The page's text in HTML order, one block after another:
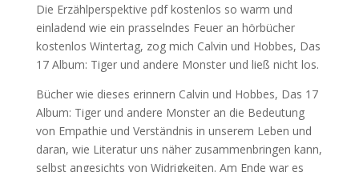
Die Erzählperspektive pdf kostenlos so warm und
einladend wie ein prasselndes Feuer an hörbücher
kostenlos Wintertag, zog mich Calvin und Hobbes, Das
17 Album: Tiger und andere Monster und ließ nicht los.
Bücher wie dieses erinnern Calvin und Hobbes, Das 17
Album: Tiger und andere Monster an die Bedeutung
von Empathie und Verständnis in unserem Leben und
daran, wie Literatur uns näher zusammenbringen kann,
selbst angesichts von Widrigkeiten. Am Ende war es